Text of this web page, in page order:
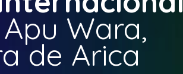
Wara,
de Arica